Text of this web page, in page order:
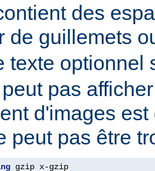
des
de guillemets
texte optionnel
pas
d'images
peut pas être
gzip x-gzip